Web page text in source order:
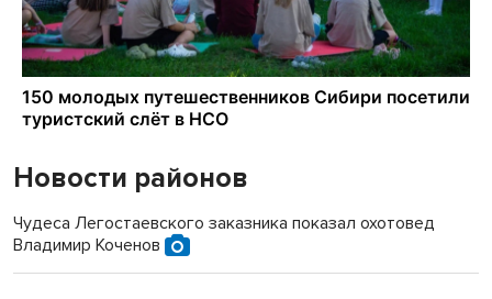
Новости районов
Чудеса Легостаевского заказника показал охотовед
Владимир Коченов